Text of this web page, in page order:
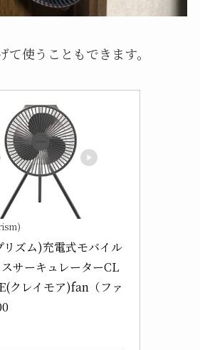
て使うこともできます。
ズム)充電式モバイル
サーキュレーターCL
クレイモア)fan（ファ